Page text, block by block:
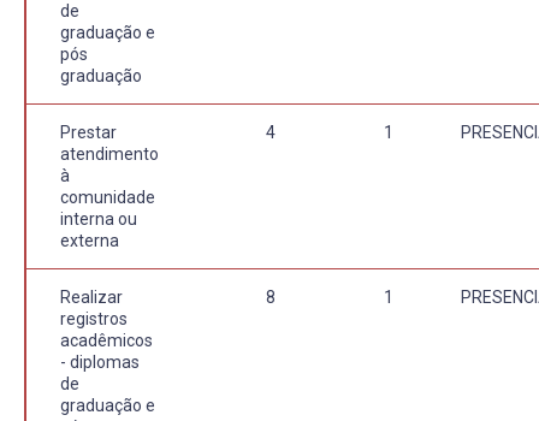
de
graduação e
pós
graduação
Prestar
atendimento
à
comunidade
interna ou
externa
4 1
Realizar
registros
acadêmicos
- diplomas
de
graduação e
8 1